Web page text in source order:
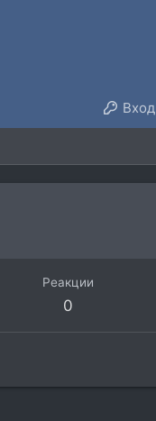
Вход
Реакции
0